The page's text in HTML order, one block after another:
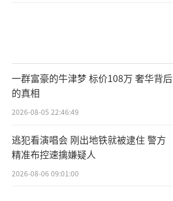
一群富豪的牛津梦 标价108万 奢华背后
的真相
2026-08-05 22:46:49
逃犯看演唱会 刚出地铁就被逮住 警方
精准布控速擒嫌疑人
2026-08-06 09:01:00